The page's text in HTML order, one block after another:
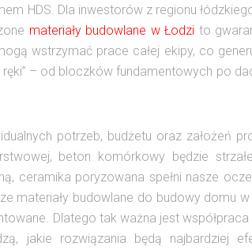
HDS. Dla inwestorów z regionu
materiały budowlane w Łodzi to
wstrzymać prace całej ekipy, co
– od bloczków fundamentowych po
potrzeb, budżetu oraz założeń
beton komórkowy będzie
ceramika poryzowana spełni nasze
materiały budowlane do budowy domu w
Dlatego tak ważna jest
jakie rozwiązania będą najbardziej